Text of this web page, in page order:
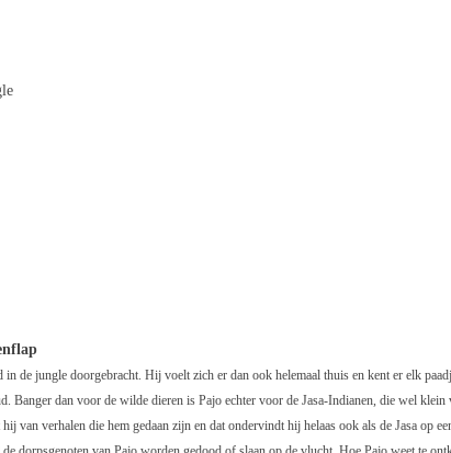
de jungle doorgebracht. Hij voelt zich er dan ook helemaal thuis en kent er elk
Banger dan voor de wilde dieren is Pajo echter voor de Jasa-Indianen, die wel klein
van verhalen die hem gedaan zijn en dat ondervindt hij helaas ook als de Jasa op